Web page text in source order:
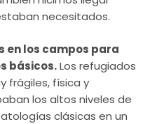
necesitados.
en los campos para
básicos.Los refugiados
frágiles, física y
los altos niveles de
clásicas en un